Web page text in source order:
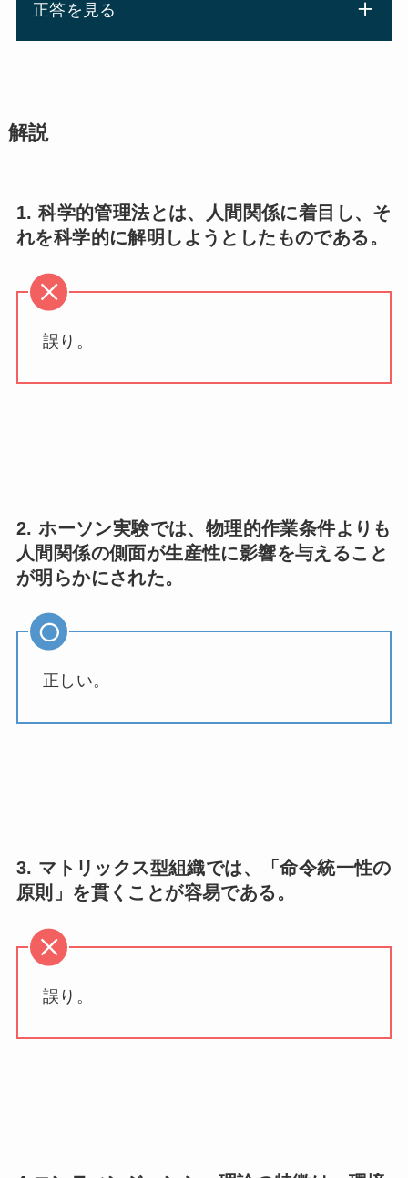
正答を見る
解説
1. 科学的管理法とは、人間関係に着目し、そ
れを科学的に解明しようとしたものである。
誤り。
2. ホーソン実験では、物理的作業条件よりも
人間関係の側面が生産性に影響を与えること
が明らかにされた。
正しい。
3. マトリックス型組織では、「命令統一性の
原則」を貫くことが容易である。
誤り。